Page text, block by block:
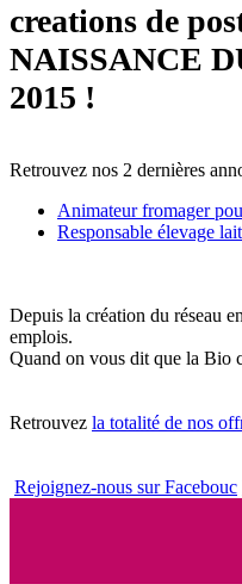
creations de
NAISSANCE
2015 !
Retrouvez nos 2 dernières
Animateur fromager
Responsable élevage
Depuis la création du réseau
emplois.
Quand on vous dit que la Bio
Retrouvez la totalité de nos
Rejoignez-nous sur Facebouc